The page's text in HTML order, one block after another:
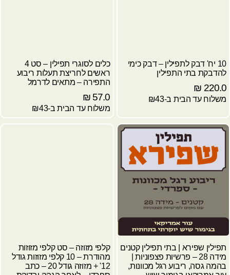
10 יח' דבק לתפילין – דבק כימי
להדבקת בתי התפילין
220.0
₪
משלוח עד הבית ב-₪43
כלים לסוגרי תפילין – סט 4
ראשים לחריצת תעלות ריבוע
התפירה – מתאים לדרמל
57.0
₪
משלוח עד הבית ב-₪43
תפילין שפירא | בתי תפילין קטנים
מידה 28 – פרשיות פצפוניות |
בהמה גסה, ריבוע רגל מכוונות,
קלפי מזוזה – סט קלפי מזוזות
מהודרת – 10 קלפי מזוזות גודל
12' + מזוזה גודל 20 – כתב